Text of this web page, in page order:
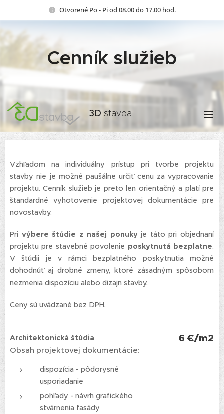
Otvorené Po - Pi od 08.00 do 17.00 hod.
3D stavba
Cenník služieb
Vzhľadom na individuálny prístup pri tvorbe projektu
stavby nie je možné paušálne určiť cenu za vypracovanie
projektu. Cenník služieb je preto len orientačný a platí pre
štandardné vyhotovenie projektovej dokumentácie pre
novostavby.
Pri výbere štúdie z našej ponukyje táto pri objednaní
projektu pre stavebné povolenie poskytnutá bezplatne.
V štúdii je v rámci bezplatného poskytnutia možné
dohodnúť aj drobné zmeny, ktoré zásadným spôsobom
nezmenia dispozíciu alebo dizajn stavby.
Ceny sú uvádzané bez DPH.
Architektonická štúdia
Obsah projektovej dokumentácie:
dispozícia - pôdorysné
usporiadanie
pohľady - návrh grafického
stvárnenia fasády
6 €/m2